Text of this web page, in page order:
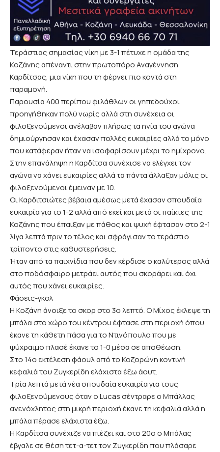
Τεράστιας σημασίας νίκη με 3-1 πέτυχε η ομάδα της
Κοζάνης απέναντι στην πρωτοπόρο Αναγέννηση
Καρδίτσας, μια νίκη που τη φέρνει πιο κοντά στη
παραμονή.
Παρουσία 400 περίπου φιλάθλων οι γηπεδούχοι
προηγήθηκαν πολύ νωρίς αλλά στη συνέχεια οι
φιλοξενούμενοι ανέλαβαν πλήρως τα ηνία του αγώνα
δημιούργησαν και έχασαν πολλές ευκαιρίες αλλά το μόνο
που κατάφεραν ήταν να ισοφαρίσουν μέχρι το ημίχρονο.
Στην επανάληψη η Καρδίτσα συνέχισε να ελέγχει τον
αγώνα να χάνει ευκαιρίες αλλά τα πάντα άλλαξαν μόλις οι
φιλοξενούμενοι έμειναν με 10.
Οι Καρδιτσιώτες βέβαια αμέσως μετά έχασαν σπουδαία
ευκαιρία για το 1-2 αλλά από εκεί και μετά οι παίκτες της
Κοζάνης που έπαιξαν με πάθος και ψυχή έφτασαν στο 2-1
λίγα λεπτά πριν το τέλος και σφράγισαν το τεράστιο
τρίποντο στις καθυστερήσεις.
Ήταν από τα παιχνίδια που δεν κέρδισε ο καλύτερος αλλά
στο ποδόσφαιρο μετράει αυτός που σκοράρει και όχι
αυτός που χάνει ευκαιρίες.
Φάσεις-γκολ
Η Κοζάνη άνοιξε το σκορ στο 3ο λεπτό. Ο Μίχος έκλεψε τη
μπάλα στο χώρο του κέντρου έφτασε στη περιοχή όπου
έκανε τη κάθετη πάσα για το Ντινόπουλο που με
ψύχραιμο πλασέ έκανε το 1-0 μέσα σε αποθέωση.
Στο 14ο εκτέλεση φάουλ από το Κοζορώνη κοντινή
κεφαλιά του Ζυγκερίδη ελάχιστα έξω άουτ.
Τρία λεπτά μετά νέα σπουδαία ευκαιρία για τους
φιλοξενούμενους όταν ο Lucas σέντραρε ο Μπάλλας
ανενόχλητος στη μικρή περιοχή έκανε τη κεφαλιά αλλά η
μπάλα πέρασε ελάχιστα έξω.
Η Καρδίτσα συνέχιζε να πιέζει και στο 20ο ο Μπάλας
έβγαλε σε θέση τετ-α-τετ τον Ζυγκερίδη που πλάσαρε